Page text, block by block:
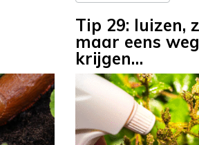
Tip 29: luizen,
maar eens
krijgen…